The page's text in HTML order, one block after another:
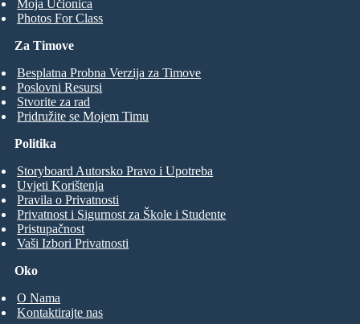
Moja Učionica
Photos For Class
Za Timove
Besplatna Probna Verzija za Timove
Poslovni Resursi
Stvorite za rad
Pridružite se Mojem Timu
Oko
O Nama
Kontaktirajte nas
Politika
Storyboard Autorsko Pravo i Upotreba
Uvjeti Korištenja
Pravila o Privatnosti
Privatnost i Sigurnost za Škole i Studente
Pristupačnost
Vaši Izbori Privatnosti